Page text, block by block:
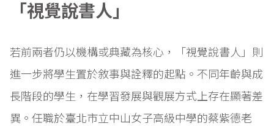
「視覺說書人」
若前兩者仍以機構或典藏為核心，「視覺說書人」則
進一步將學生置於敘事與詮釋的起點。不同年齡與成
長階段的學生，在學習發展與觀展方式上存在顯著差
異。任職於臺北市立中山女子高級中學的蔡紫德老